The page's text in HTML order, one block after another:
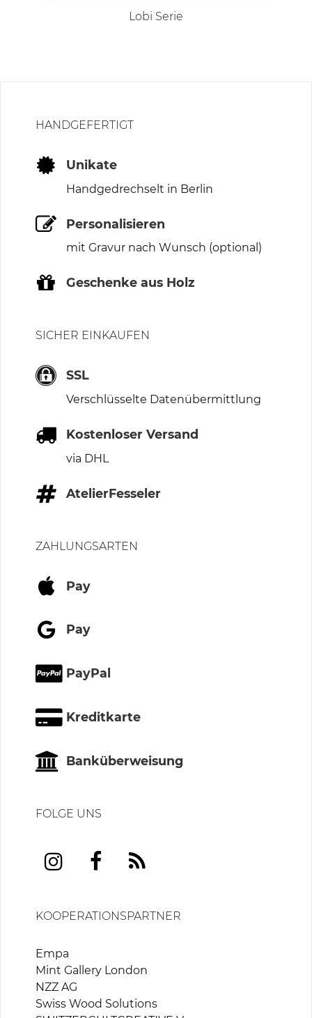
Lobi Serie
HANDGEFERTIGT
Unikate
Handgedrechselt in Berlin
Personalisieren
mit Gravur nach Wunsch (optional)
Geschenke aus Holz
SICHER EINKAUFEN
SSL
Verschlüsselte Datenübermittlung
Kostenloser Versand
via DHL
AtelierFesseler
ZAHLUNGSARTEN
Pay
Pay
PayPal
Kreditkarte
Banküberweisung
FOLGE UNS
KOOPERATIONSPARTNER
Empa
Mint Gallery London
NZZ AG
Swiss Wood Solutions